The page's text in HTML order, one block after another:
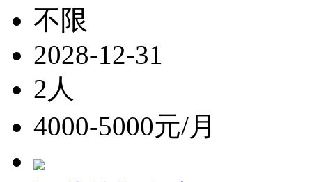
不限
2028-12-31
2人
4000-5000元/月